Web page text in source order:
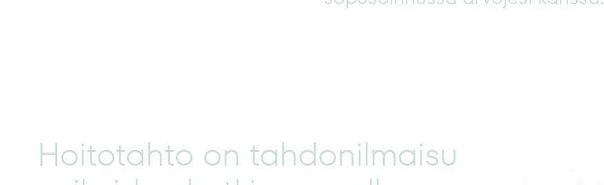
Hoitotahto on tahdonilmaisu